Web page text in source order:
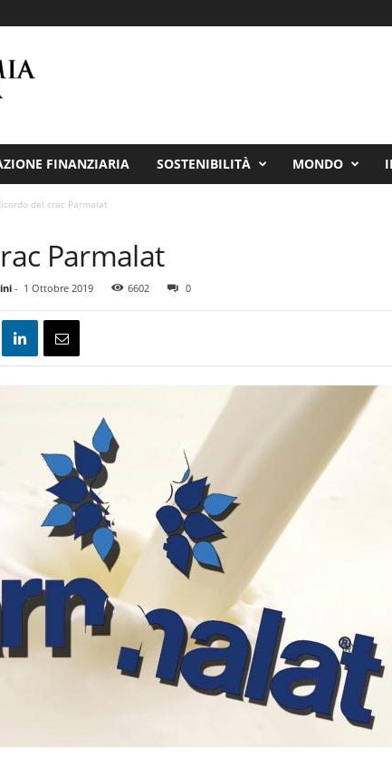
FINANZIARIA SOSTENIBILITÀ MONDO
del crac Parmalat
Parmalat
- 1 Ottobre 2019 6602 0